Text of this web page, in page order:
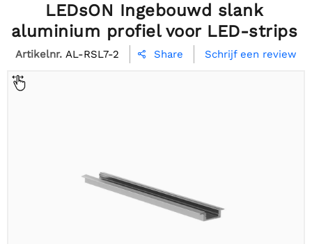
LEDsON Ingebouwd slank
aluminium profiel voor LED-strips
Artikelnr. AL-RSL7-2  Share Schrijf een review